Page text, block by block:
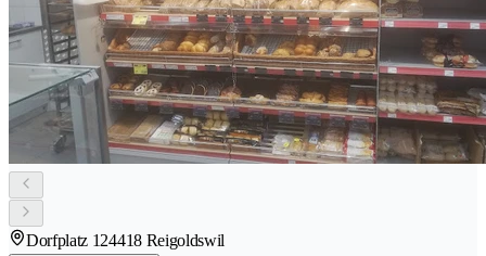
Dorfplatz 124418 Reigoldswil